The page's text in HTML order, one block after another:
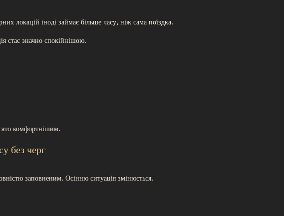
локацій іноді займає більше часу, ніж сама поїздка.
стає значно спокійнішою.
комфортнішим.
без черг
заповненим. Осінню ситуація змінюється.